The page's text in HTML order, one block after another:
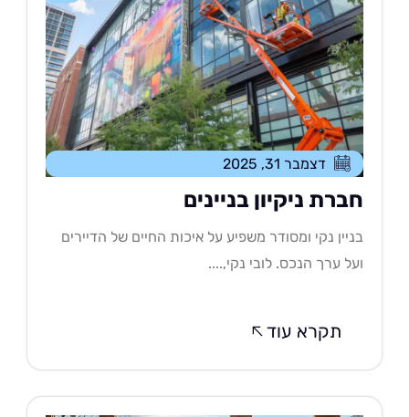
דצמבר 31, 2025
ניקיון בניינים
נקי ומסודר משפיע על איכות החיים של הדיירים
ערך הנכס. לובי נקי,....
תקרא עוד